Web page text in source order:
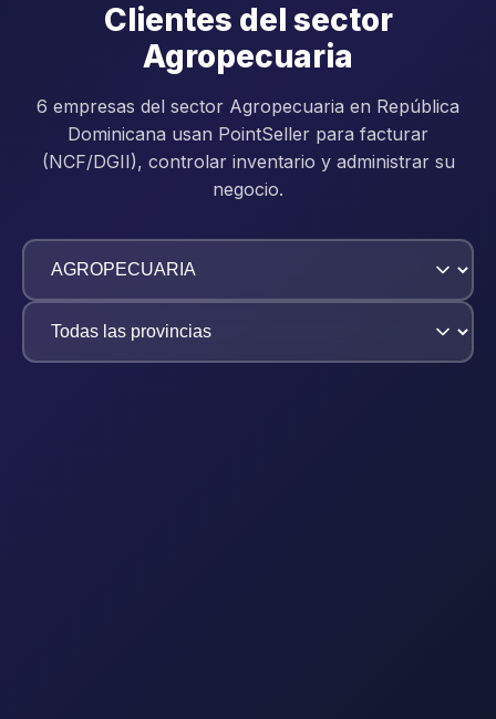
Clientes del sector
Agropecuaria
6 empresas del sector Agropecuaria en República
Dominicana usan PointSeller para facturar
(NCF/DGII), controlar inventario y administrar su
negocio.